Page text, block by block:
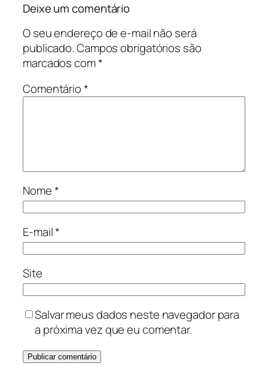
Deixe um comentário
O seu endereço de e-mail não será
publicado.Campos obrigatórios são
marcados com*
Comentário*
Nome*
E-mail*
Site
Salvar meus dados neste navegador para
a próxima vez que eu comentar.